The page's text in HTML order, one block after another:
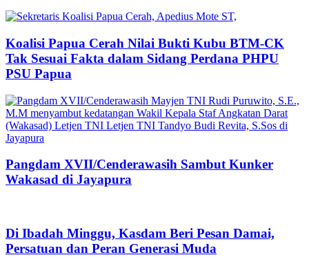
Koalisi Papua Cerah Nilai Bukti Kubu BTM-CK
Tak Sesuai Fakta dalam Sidang Perdana PHPU
PSU Papua
Pangdam XVII/Cenderawasih Sambut Kunker
Wakasad di Jayapura
Di Ibadah Minggu, Kasdam Beri Pesan Damai,
Persatuan dan Peran Generasi Muda